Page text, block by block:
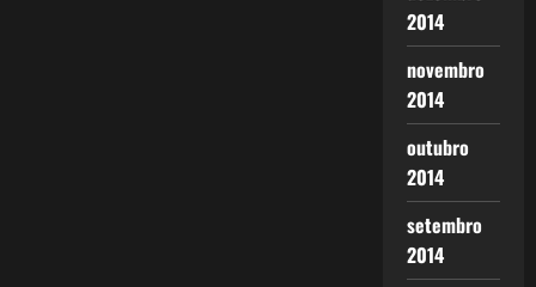
2014
novembro
2014
outubro
2014
setembro
2014